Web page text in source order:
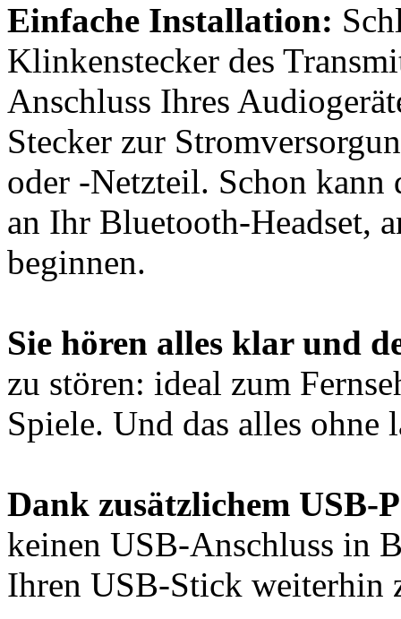
Einfache Installation:
Klinkenstecker des
Anschluss Ihres
Stecker zur
oder -Netzteil. Schon
an Ihr Bluetooth-Headset,
beginnen.
Sie hören alles klar und
zu stören: ideal zum
Spiele. Und das alles ohne
Dank zusätzlichem USB-
keinen USB-Anschluss in
Ihren USB-Stick weiterhin